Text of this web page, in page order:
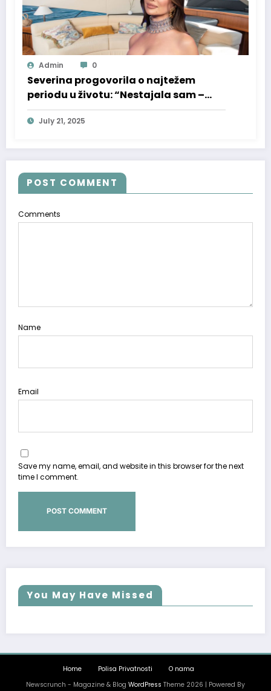
Admin 0
Severina progovorila o najtežem
periodu u životu: “Nestajala sam –
fizički i psihički”
July 21, 2025
POST COMMENT
Comments
Name
Email
Save my name, email, and website in this browser for the next
time I comment.
You May Have Missed
Home Polisa Privatnosti
O nama
Newscrunch - Magazine & Blog WordPress Theme 2026 | Powered By